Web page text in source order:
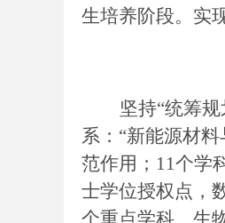
生培养阶段。实
坚持“统筹
系：“新能源材
范作用；11个学
士学位授权点，
个重点学科、生